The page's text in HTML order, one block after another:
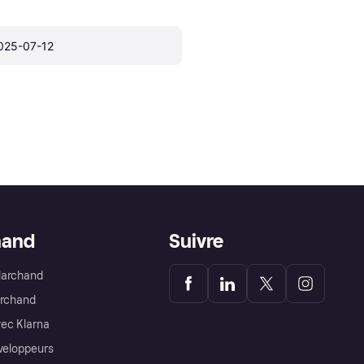
07-12
Klarna
Suivre